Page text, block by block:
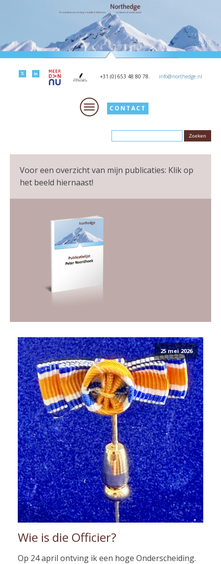
+31 (0) 653 48 80 78. info@northedge.nl
CONTACT
Voor een overzicht van mijn publicaties: Klik op
het beeld hiernaast!
25 mei 2026
Wie is die Officier?
Op 24 april ontving ik een hoge Onderscheiding.